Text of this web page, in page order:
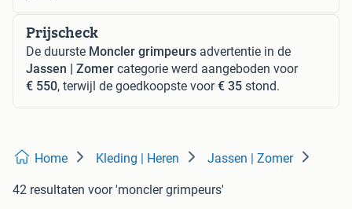
Prijscheck
De duurste Moncler grimpeurs advertentie in de
Jassen | Zomer categorie werd aangeboden voor
€ 550, terwijl de goedkoopste voor€ 35 stond.
Home Kleding | Heren Jassen | Zomer
42 resultaten voor 'moncler grimpeurs'